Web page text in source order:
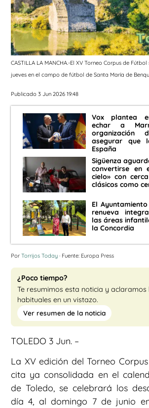
CASTILLA LA MANCHA.-El XV Torneo Corpus de
jueves en el campo de fútbol de Santa María de
Publicado 3 Jun 2026 19:48
Vox plantea
echar a
organización
asegurar que
España
Sigüenza
convertirse en
cielo» con
clásicos como
El
renueva
las áreas
la Concordia
Por Torrijos Today · Fuente: Europa Press
¿Poco tiempo?
Te resumimos esta noticia y aclaramos
habituales en un vistazo.
Ver resumen de la noticia
TOLEDO 3 Jun. –
La XV edición del Torneo
cita ya consolidada en el
de Toledo, se celebrará los
día 4, al domingo 7 de junio